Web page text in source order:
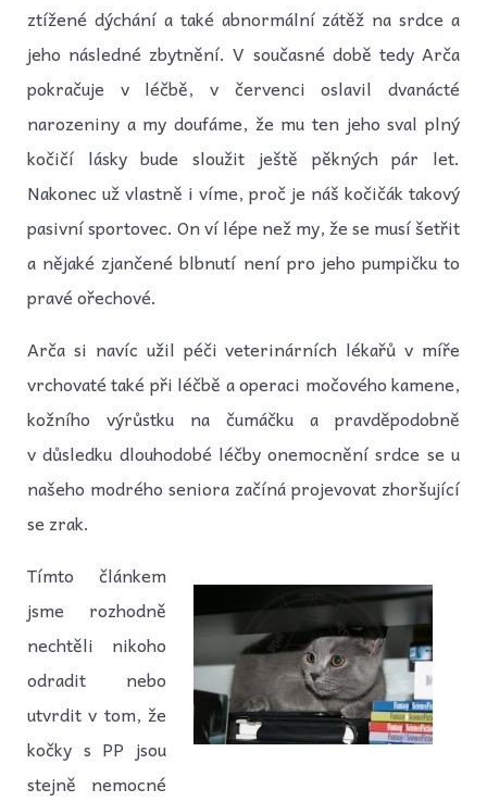
ztížené dýchání a také abnormální zátěž na srdce a
jeho následné zbytnění. V současné době tedy Arča
pokračuje v léčbě, v červenci oslavil dvanácté
narozeniny a my doufáme, že mu ten jeho sval plný
kočičí lásky bude sloužit ještě pěkných pár let.
Nakonec už vlastně i víme, proč je náš kočičák takový
pasivní sportovec. On ví lépe než my, že se musí šetřit
a nějaké zjančené blbnutí není pro jeho pumpičku to
pravé ořechové.
Arča si navíc užil péči veterinárních lékařů v míře
vrchovaté také při léčbě a operaci močového kamene,
kožního výrůstku na čumáčku a pravděpodobně
v důsledku dlouhodobé léčby onemocnění srdce se u
našeho modrého seniora začíná projevovat zhoršující
se zrak.
Tímto článkem
jsme rozhodně
nechtěli nikoho
odradit nebo
utvrdit v tom, že
kočky s PP jsou
stejně nemocné